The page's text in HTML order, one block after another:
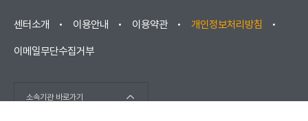
센터소개 이용안내 이용약관 개인정보처리방침
이메일무단수집거부
소속기관 바로가기